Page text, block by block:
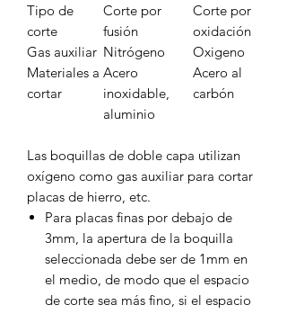
Tipo de
corte
Corte por
fusión
Corte por
oxidación
Gas auxiliar Nitrógeno
Oxigeno
Materiales a
cortar
Acero
inoxidable,
aluminio
Acero al
carbón
Las boquillas de doble capa utilizan
oxígeno como gas auxiliar para cortar
placas de hierro, etc.
Para placas finas por debajo de
3mm, la apertura de la boquilla
seleccionada debe ser de 1mm en
el medio, de modo que el espacio
de corte sea más fino, si el espacio